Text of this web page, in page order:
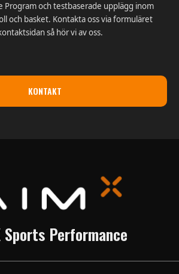
Program och testbaserade upplägg inom
och basket. Kontakta oss via formuläret
så hör vi av oss.
KONTAKT
Performance